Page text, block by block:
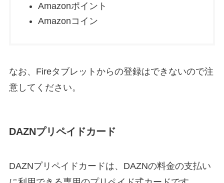
Amazonポイント
Amazonコイン
なお、Fireタブレットからの登録はできないので注
意してください。
DAZNプリペイドカード
DAZNプリペイドカードは、DAZNの料金の支払い